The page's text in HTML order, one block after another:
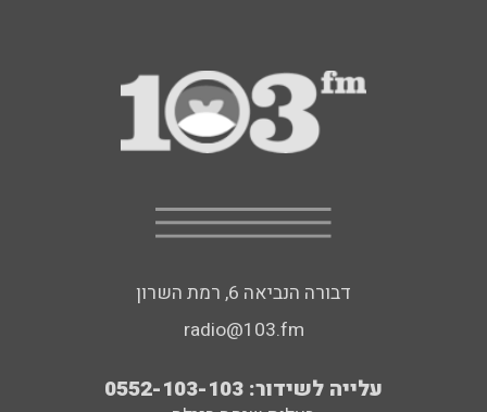
דבורה הנביאה 6, רמת השרון
radio@103.fm
עלייה לשידור: 0552-103-103